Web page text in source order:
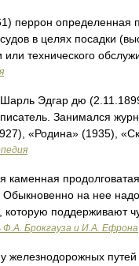
перрон определенная
в целях посадки
или технического
Эдгар дю (2.11.1899,
Занимался
«Родина» (1935),
каменная
на нее
которую поддерживают
Ф.А. Брокгауза и И.А. Ефрона
путей